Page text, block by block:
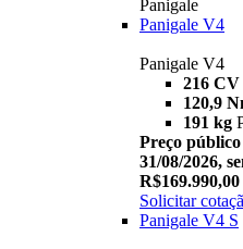
Panigale
Panigale V4
Panigale V4
216 CV
120,9
191 kg
Preço
31/08/2026,
R$169.990,00
Solicitar
Panigale V4 S